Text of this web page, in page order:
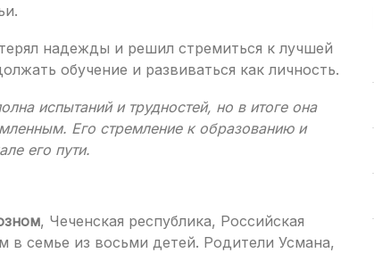
надежды и решил стремиться к лучшей
обучение и развиваться как личность.
испытаний и трудностей, но в итоге она
Его стремление к образованию и
его пути.
, Чеченская республика, Российская
семье из восьми детей. Родители Усмана,